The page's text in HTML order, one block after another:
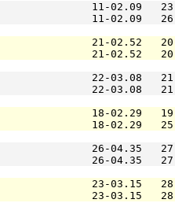
11-02.09
11-02.09
21-02.52
21-02.52
22-03.08
22-03.08
18-02.29
18-02.29
26-04.35
26-04.35
23-03.15
23-03.15